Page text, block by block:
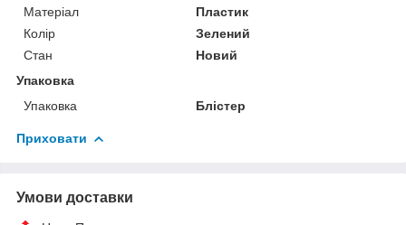
Матеріал
Пластик
Колір
Зелений
Стан
Новий
Упаковка
Упаковка
Блістер
Приховати
Умови доставки